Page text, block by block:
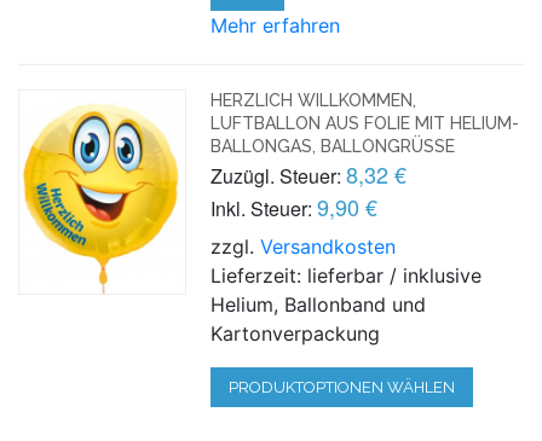
Mehr erfahren
HERZLICH WILLKOMMEN,
LUFTBALLON AUS FOLIE MIT HELIUM-
BALLONGAS, BALLONGRÜSSE
Zuzügl. Steuer: 8,32 €
Inkl. Steuer: 9,90 €
zzgl.Versandkosten
Lieferzeit: lieferbar / inklusive
Helium, Ballonband und
Kartonverpackung
PRODUKTOPTIONEN WÄHLEN